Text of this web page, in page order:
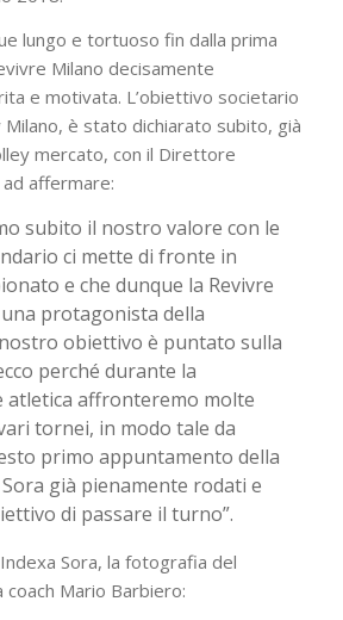
lungo e tortuoso fin dalla prima
Milano decisamente
e motivata. L’obiettivo societario
è stato dichiarato subito, già
mercato, con il Direttore
affermare:
subito il nostro valore con le
ci mette di fronte in
e che dunque la Revivre
protagonista della
obiettivo è puntato sulla
perché durante la
atletica affronteremo molte
tornei, in modo tale da
primo appuntamento della
già pienamente rodati e
di passare il turno”.
Sora, la fotografia del
Mario Barbiero: